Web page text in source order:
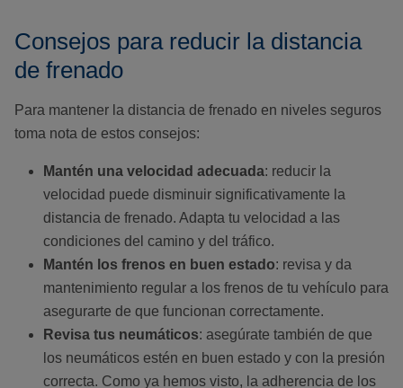
Consejos para reducir la distancia
de frenado
Para mantener la distancia de frenado en niveles seguros
toma nota de estos consejos:
Mantén una velocidad adecuada: reducir la
velocidad puede disminuir significativamente la
distancia de frenado. Adapta tu velocidad a las
condiciones del camino y del tráfico.
Mantén los frenos en buen estado: revisa y da
mantenimiento regular a los frenos de tu vehículo para
asegurarte de que funcionan correctamente.
Revisa tus neumáticos: asegúrate también de que
los neumáticos estén en buen estado y con la presión
correcta. Como ya hemos visto, la adherencia de los